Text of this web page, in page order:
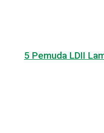
5 Pemuda LDII